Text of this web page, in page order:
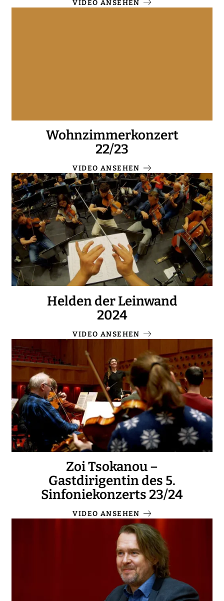
VIDEO ANSEHEN
Wohnzimmerkonzert
22/23
VIDEO ANSEHEN
Helden der Leinwand
2024
VIDEO ANSEHEN
Zoi Tsokanou –
Gastdirigentin des 5.
Sinfoniekonzerts 23/24
VIDEO ANSEHEN